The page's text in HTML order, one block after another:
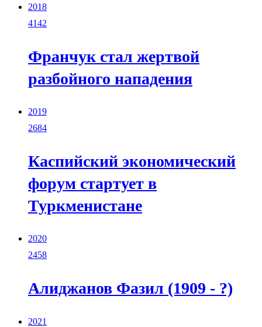
2018
4142
Франчук стал жертвой
разбойного нападения
2019
2684
Каспийский экономический
форум стартует в
Туркменистане
2020
2458
Алиджанов Фазил (1909 - ?)
2021